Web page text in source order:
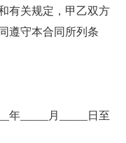
有关规定，甲乙双方
遵守本合同所列条
年_____月_____日至